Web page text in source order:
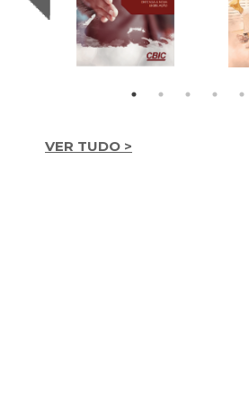
VER TUDO >